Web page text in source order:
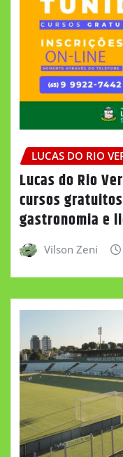
LUCAS DO RIO
Lucas do Rio
cursos
gastronomia e
Vilson Zeni